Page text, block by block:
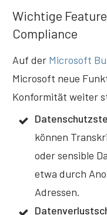
Wichtige
Compliance
Auf der Microsoft
Microsoft neue
Konformität weiter
können
oder sensible
etwa durch
Adressen.